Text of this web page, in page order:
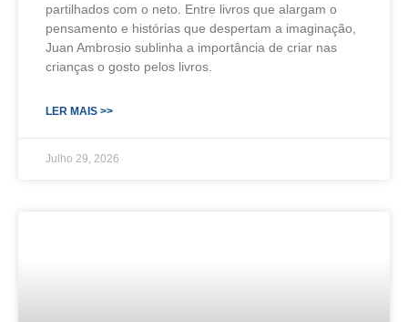
partilhados com o neto. Entre livros que alargam o
pensamento e histórias que despertam a imaginação,
Juan Ambrosio sublinha a importância de criar nas
crianças o gosto pelos livros.
LER MAIS >>
Julho 29, 2026